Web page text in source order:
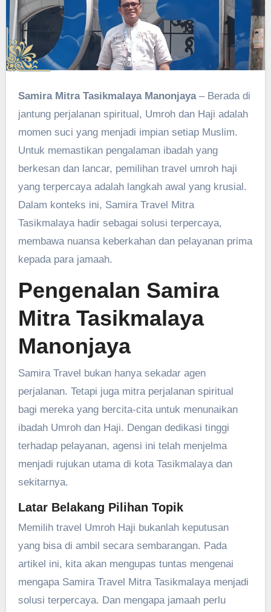
Samira Mitra Tasikmalaya Manonjaya – Berada di
jantung perjalanan spiritual, Umroh dan Haji adalah
momen suci yang menjadi impian setiap Muslim.
Untuk memastikan pengalaman ibadah yang
berkesan dan lancar, pemilihan travel umroh haji
yang terpercaya adalah langkah awal yang krusial.
Dalam konteks ini, Samira Travel Mitra
Tasikmalaya hadir sebagai solusi terpercaya,
membawa nuansa keberkahan dan pelayanan prima
kepada para jamaah.
Pengenalan Samira
Mitra Tasikmalaya
Manonjaya
Samira Travel bukan hanya sekadar agen
perjalanan. Tetapi juga mitra perjalanan spiritual
bagi mereka yang bercita-cita untuk menunaikan
ibadah Umroh dan Haji. Dengan dedikasi tinggi
terhadap pelayanan, agensi ini telah menjelma
menjadi rujukan utama di kota Tasikmalaya dan
sekitarnya.
Latar Belakang Pilihan Topik
Memilih travel Umroh Haji bukanlah keputusan
yang bisa di ambil secara sembarangan. Pada
artikel ini, kita akan mengupas tuntas mengenai
mengapa Samira Travel Mitra Tasikmalaya menjadi
solusi terpercaya. Dan mengapa jamaah perlu